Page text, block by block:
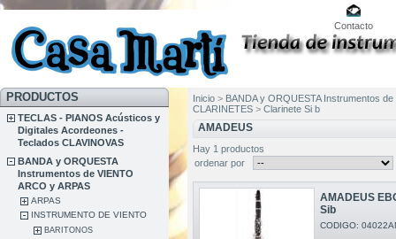
Contacto
PRODUCTOS
TECLAS - PIANOS Acústicos y
Digitales Acordeones -
Teclados CLAVINOVAS
BANDA y ORQUESTA
Instrumentos de VIENTO
ARCO y ARPAS
ARPAS
INSTRUMENTO DE VIENTO
BARITONOS
Inicio > BANDA y ORQUESTA Instrumentos
CLARINETES > Clarinete Si b
AMADEUS
Hay 1 productos
ordenar por
AMADEUS
Sib
CODIGO: